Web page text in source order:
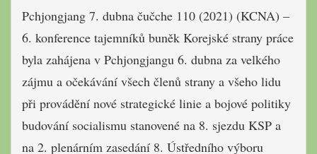
Pchjongjang 7. dubna čučche 110 (2021) (KCNA) –
6. konference tajemníků buněk Korejské strany práce
byla zahájena v Pchjongjangu 6. dubna za velkého
zájmu a očekávání všech členů strany a všeho lidu
při provádění nové strategické linie a bojové politiky
budování socialismu stanovené na 8. sjezdu KSP a
na 2. plenárním zasedání 8. Ústředního výboru